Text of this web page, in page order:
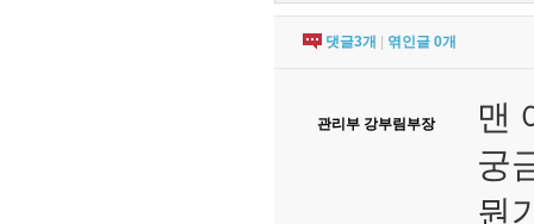
댓글3개 엮인글 0개